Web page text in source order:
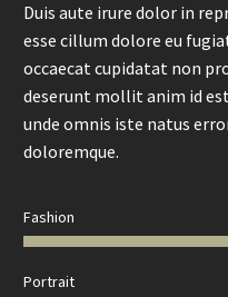
Duis aute irure dolor in
esse cillum dolore eu
occaecat cupidatat non
deserunt mollit anim id
unde omnis iste natus
doloremque.
Fashion
Portrait